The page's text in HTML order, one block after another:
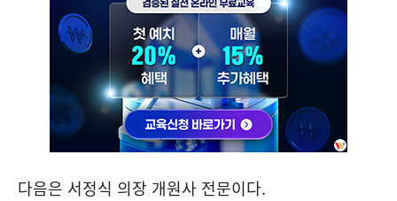
다음은 서정식 의장 개원사 전문이다.